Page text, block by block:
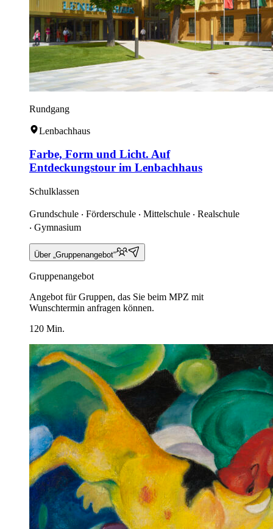
Rundgang
Lenbachhaus
Farbe, Form und Licht. Auf
Entdeckungstour im Lenbachhaus
Schulklassen
Grundschule ‧ Förderschule ‧ Mittelschule ‧ Realschule
‧ Gymnasium
Über „Gruppenangebot“
Gruppenangebot
Angebot für Gruppen, das Sie beim MPZ mit
Wunschtermin anfragen können.
120 Min.